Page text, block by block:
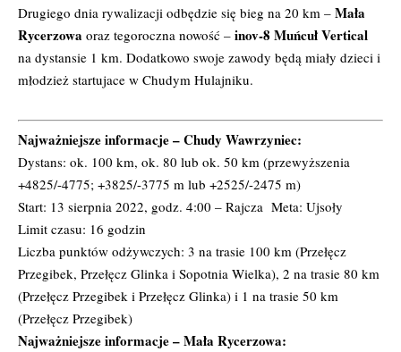
Drugiego dnia rywalizacji odbędzie się bieg na 20 km – Mała
Rycerzowa oraz tegoroczna nowość – inov-8 Muńcuł Vertical
na dystansie 1 km. Dodatkowo swoje zawody będą miały dzieci i
młodzież startujace w Chudym Hulajniku.
Najważniejsze informacje – Chudy Wawrzyniec:
Dystans: ok. 100 km, ok. 80 lub ok. 50 km (przewyższenia
+4825/-4775; +3825/-3775 m lub +2525/-2475 m)
Start: 13 sierpnia 2022, godz. 4:00 – Rajcza Meta: Ujsoły
Limit czasu: 16 godzin
Liczba punktów odżywczych: 3 na trasie 100 km (Przełęcz
Przegibek, Przełęcz Glinka i Sopotnia Wielka), 2 na trasie 80 km
(Przełęcz Przegibek i Przełęcz Glinka) i 1 na trasie 50 km
(Przełęcz Przegibek)
Najważniejsze informacje – Mała Rycerzowa: